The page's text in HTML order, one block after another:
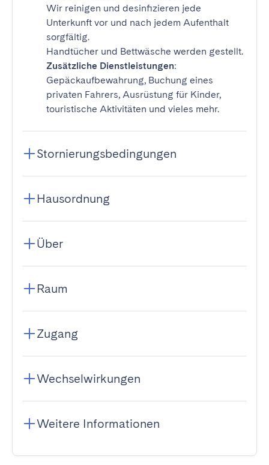
Wir reinigen und desinfizieren jede
Unterkunft vor und nach jedem Aufenthalt
sorgfältig.
Handtücher und Bettwäsche werden gestellt.
Zusätzliche Dienstleistungen:
Gepäckaufbewahrung, Buchung eines
privaten Fahrers, Ausrüstung für Kinder,
touristische Aktivitäten und vieles mehr.
Stornierungsbedingungen
Hausordnung
Über
Raum
Zugang
Wechselwirkungen
Weitere Informationen